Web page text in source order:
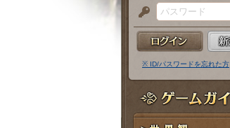
メ
ー
ル
ア
ド
レ
パ
ス
ー
ド
※ ID/パスワードを忘れた方
ゲームガイド